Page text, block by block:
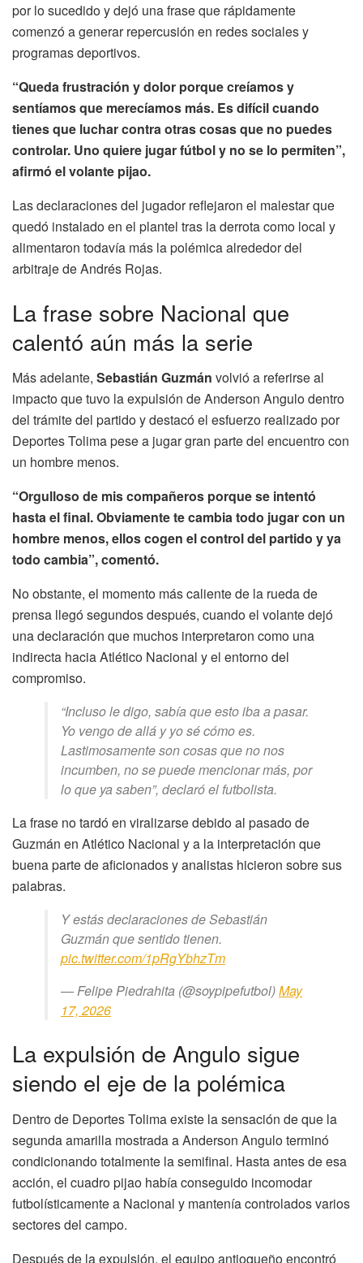
por lo sucedido y dejó una frase que rápidamente
comenzó a generar repercusión en redes sociales y
programas deportivos.
“Queda frustración y dolor porque creíamos y
sentíamos que merecíamos más. Es difícil cuando
tienes que luchar contra otras cosas que no puedes
controlar. Uno quiere jugar fútbol y no se lo permiten”,
afirmó el volante pijao.
Las declaraciones del jugador reflejaron el malestar que
quedó instalado en el plantel tras la derrota como local y
alimentaron todavía más la polémica alrededor del
arbitraje de Andrés Rojas.
La frase sobre Nacional que
calentó aún más la serie
Más adelante, Sebastián Guzmán volvió a referirse al
impacto que tuvo la expulsión de Anderson Angulo dentro
del trámite del partido y destacó el esfuerzo realizado por
Deportes Tolima pese a jugar gran parte del encuentro con
un hombre menos.
“Orgulloso de mis compañeros porque se intentó
hasta el final. Obviamente te cambia todo jugar con un
hombre menos, ellos cogen el control del partido y ya
todo cambia”, comentó.
No obstante, el momento más caliente de la rueda de
prensa llegó segundos después, cuando el volante dejó
una declaración que muchos interpretaron como una
indirecta hacia Atlético Nacional y el entorno del
compromiso.
“Incluso le digo, sabía que esto iba a pasar.
Yo vengo de allá y yo sé cómo es.
Lastimosamente son cosas que no nos
incumben, no se puede mencionar más, por
lo que ya saben”, declaró el futbolista.
La frase no tardó en viralizarse debido al pasado de
Guzmán en Atlético Nacional y a la interpretación que
buena parte de aficionados y analistas hicieron sobre sus
palabras.
Y estás declaraciones de Sebastián
Guzmán que sentido tienen.
pic.twitter.com/1pRgYbhzTm
— Felipe Piedrahita (@soypipefutbol)May
17, 2026
La expulsión de Angulo sigue
siendo el eje de la polémica
Dentro de Deportes Tolima existe la sensación de que la
segunda amarilla mostrada a Anderson Angulo terminó
condicionando totalmente la semifinal. Hasta antes de esa
acción, el cuadro pijao había conseguido incomodar
futbolísticamente a Nacional y mantenía controlados varios
sectores del campo.
Después de la expulsión, el equipo antioqueño encontró